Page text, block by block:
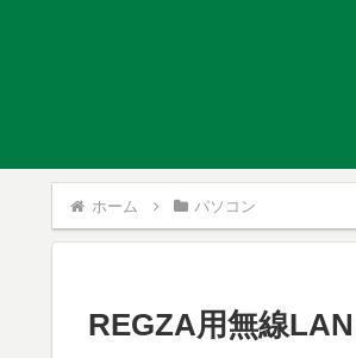
ホーム パソコン
REGZA用無線